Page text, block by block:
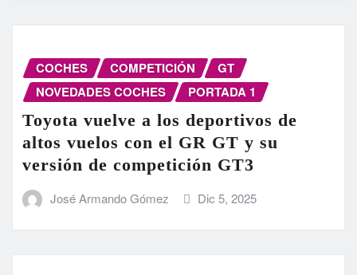
COCHES COMPETICIÓN
GT
NOVEDADES COCHES
PORTADA 1
Toyota vuelve a los deportivos de
altos vuelos con el GR GT y su
versión de competición GT3
José Armando Gómez Dic 5, 2025